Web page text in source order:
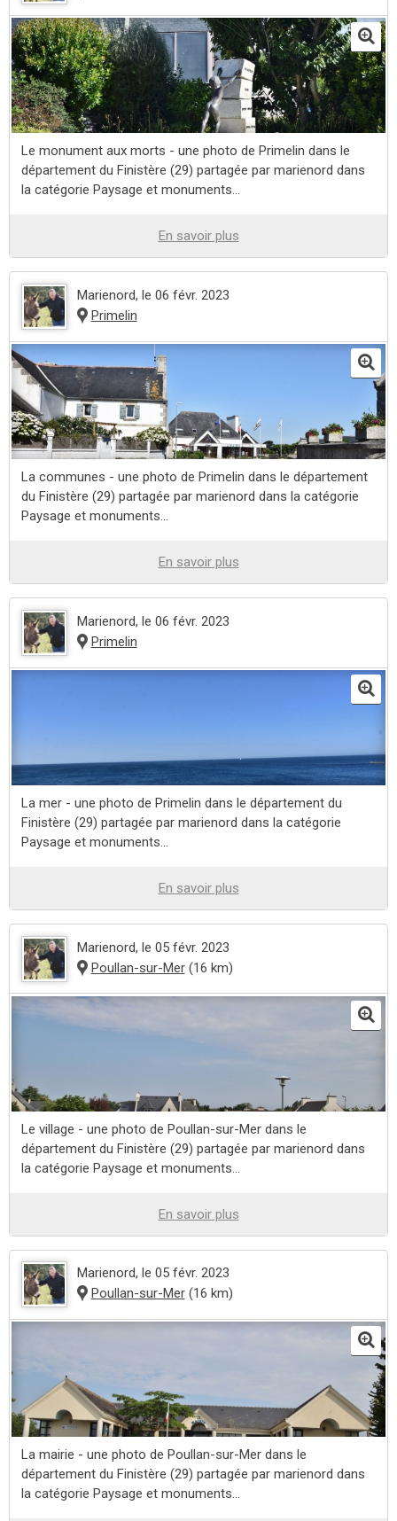
Le monument aux morts - une photo de Primelin dans le
département du Finistère (29) partagée par marienord dans
la catégorie Paysage et monuments...
En savoir plus
Marienord, le 06 févr. 2023
Primelin
La communes - une photo de Primelin dans le département
du Finistère (29) partagée par marienord dans la catégorie
Paysage et monuments...
En savoir plus
Marienord, le 06 févr. 2023
Primelin
La mer - une photo de Primelin dans le département du
Finistère (29) partagée par marienord dans la catégorie
Paysage et monuments...
En savoir plus
Marienord, le 05 févr. 2023
Poullan-sur-Mer(16 km)
Le village - une photo de Poullan-sur-Mer dans le
département du Finistère (29) partagée par marienord dans
la catégorie Paysage et monuments...
En savoir plus
Marienord, le 05 févr. 2023
Poullan-sur-Mer(16 km)
La mairie - une photo de Poullan-sur-Mer dans le
département du Finistère (29) partagée par marienord dans
la catégorie Paysage et monuments...